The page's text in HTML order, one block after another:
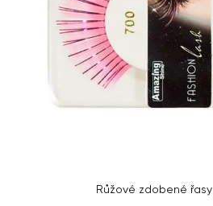
Růžové zdobené